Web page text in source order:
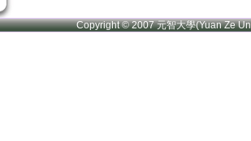
Copyright © 2007 元智大學(Yuan Ze